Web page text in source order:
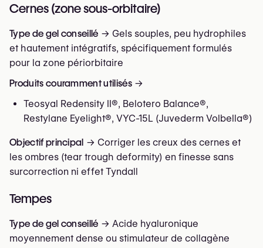
Cernes (zone sous-orbitaire)
Type de gel conseillé → Gels souples, peu hydrophiles
et hautement intégratifs, spécifiquement formulés
pour la zone périorbitaire
Produits couramment utilisés→
Teosyal Redensity II®, Belotero Balance®,
Restylane Eyelight®, VYC-15L (Juvederm Volbella®)
Objectif principal → Corriger les creux des cernes et
les ombres (tear trough deformity) en finesse sans
surcorrection ni effet Tyndall
Tempes
Type de gel conseillé → Acide hyaluronique
moyennement dense ou stimulateur de collagène